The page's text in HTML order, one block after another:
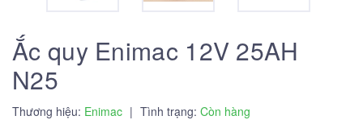
Ắc quy Enimac 12V 25AH
N25
Thương hiệu: Enimac | Tình trạng: Còn hàng